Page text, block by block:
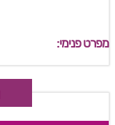
מפרט פנימי: